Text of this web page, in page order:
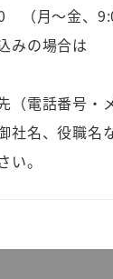
（月～金、
みの場合は
（電話番号・
社名、役職名
い。